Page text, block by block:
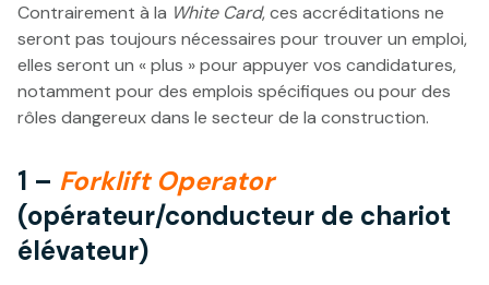
Contrairement à la White Card, ces accréditations ne
seront pas toujours nécessaires pour trouver un emploi,
elles seront un « plus » pour appuyer vos candidatures,
notamment pour des emplois spécifiques ou pour des
rôles dangereux dans le secteur de la construction.
1 – Forklift Operator
(opérateur/conducteur de chariot
élévateur)